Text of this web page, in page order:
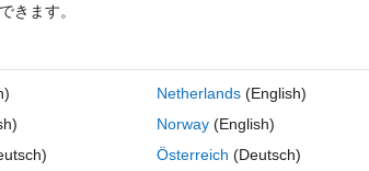
いてください。
きます。
Netherlands(English)
Norway(English)
Österreich (Deutsch)